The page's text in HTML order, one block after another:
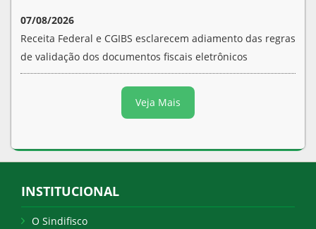
07/08/2026
Receita Federal e CGIBS esclarecem adiamento das regras
de validação dos documentos fiscais eletrônicos
Veja Mais
INSTITUCIONAL
O Sindifisco